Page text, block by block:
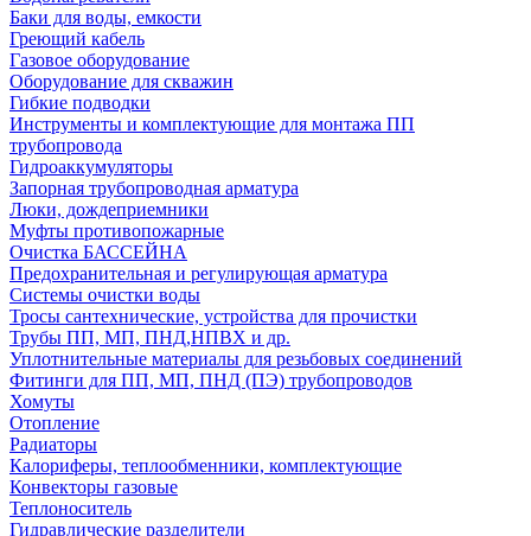
Баки для воды, емкости
Греющий кабель
Газовое оборудование
Оборудование для скважин
Гибкие подводки
Инструменты и комплектующие для монтажа ПП
трубопровода
Гидроаккумуляторы
Запорная трубопроводная арматура
Люки, дождеприемники
Муфты противопожарные
Очистка БАССЕЙНА
Предохранительная и регулирующая арматура
Системы очистки воды
Тросы сантехнические, устройства для прочистки
Трубы ПП, МП, ПНД,НПВХ и др.
Уплотнительные материалы для резьбовых соединений
Фитинги для ПП, МП, ПНД (ПЭ) трубопроводов
Хомуты
Отопление
Радиаторы
Калориферы, теплообменники, комплектующие
Конвекторы газовые
Теплоноситель
Гидравлические разделители